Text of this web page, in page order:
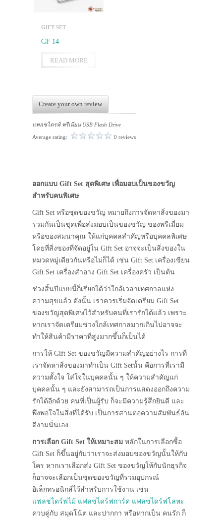
GIFT SET
GF 14
READ MORE
Create your own review
แฟลชไดรฟ์ พรีเมียม USB Flash Drive
Average rating: 0 reviews
ออกแบบ Gift Set สุดพิเศษ เพื่อมอบเป็นของขวัญ
สำหรับคนพิเศษ
Gift Set หรือชุดของขวัญ หมายถึงการจัดหาสิ่งของมา
รวมกันเป็นชุดเพื่อส่งมอบเป็นของขวัญ ของพรีเมี่ยม
หรือของสมนาคุณ ให้แก่บุคคลสำคัญหรือบุคคลพิเศษ
โดยที่สิ่งของที่จัดอยู่ใน Gift Set อาจจะเป็นสิ่งของใน
หมวดหมู่เดียวกันหรือไม่ก็ได้ เช่น Gift Set เครื่องเขียน
Gift Set เครื่องสำอาง Gift Set เครื่องครัว เป็นต้น
ช่วงสิ้นปีแบบนี้ก็เรียกได้ว่าใกล้เวลาเทศกาลแห่ง
ความสุขแล้ว ดังนั้น เราควรเริ่มจัดเตรียม Gift Set
ของขวัญสุดพิเศษไว้สำหรับคนที่เรารักได้แล้ว เพราะ
หากเราจัดเตรียมช่วงใกล้เทศกาลมากเกินไปอาจจะ
ทำให้สินค้ามีราคาที่สูงมากขึ้นก็เป็นได้
การให้ Gift Set ของขวัญมีความสำคัญอย่างไร การที่
เราจัดหาสิ่งของมาทำเป็น Gift Setนั้น คือการที่เรามี
ความตั้งใจ ใส่ใจในบุคคลนั้น ๆ ให้ความสำคัญแก่
บุคคลนั้น ๆ และยังสามารถเป็นการแสดงออกถึงความ
รักได้อีกด้วย คนที่เป็นผู้รับ ก็จะมีความรู้สึกยินดี และ
พึงพอใจในสิ่งที่ได้รับ เป็นการสานต่อความสัมพันธ์อัน
ดีงามนั่นเอง
การเลือก Gift Set ให้เหมาะสม หลักในการเลือกซื้อ
Gift Set ก็ขึ้นอยู่กับว่าเราจะส่งมอบของขวัญนั้นให้กับ
ใคร หากเราเลือกส่ง Gift Set ของขวัญให้กับนักธุรกิจ
ก็อาจจะเลือกเป็นชุดของขวัญที่รวมอุปกรณ์
อิเล็กทรอนิกส์ไว้สำหรับการใช้งาน เช่น
แฟลชไดร์ฟไม้ แฟลชไดร์ฟการ์ด แฟลชไดร์ฟโลหะ
ควบคู่กับ สมุดโน้ต และปากกา หรือหากเป็น คนรัก ก็